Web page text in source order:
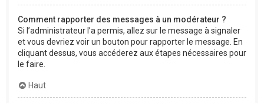
Comment rapporter des messages à un modérateur ?
Si l’administrateur l’a permis, allez sur le message à signaler
et vous devriez voir un bouton pour rapporter le message. En
cliquant dessus, vous accéderez aux étapes nécessaires pour
le faire.
Haut